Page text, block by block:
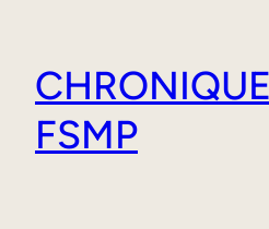
contenu
FSMP